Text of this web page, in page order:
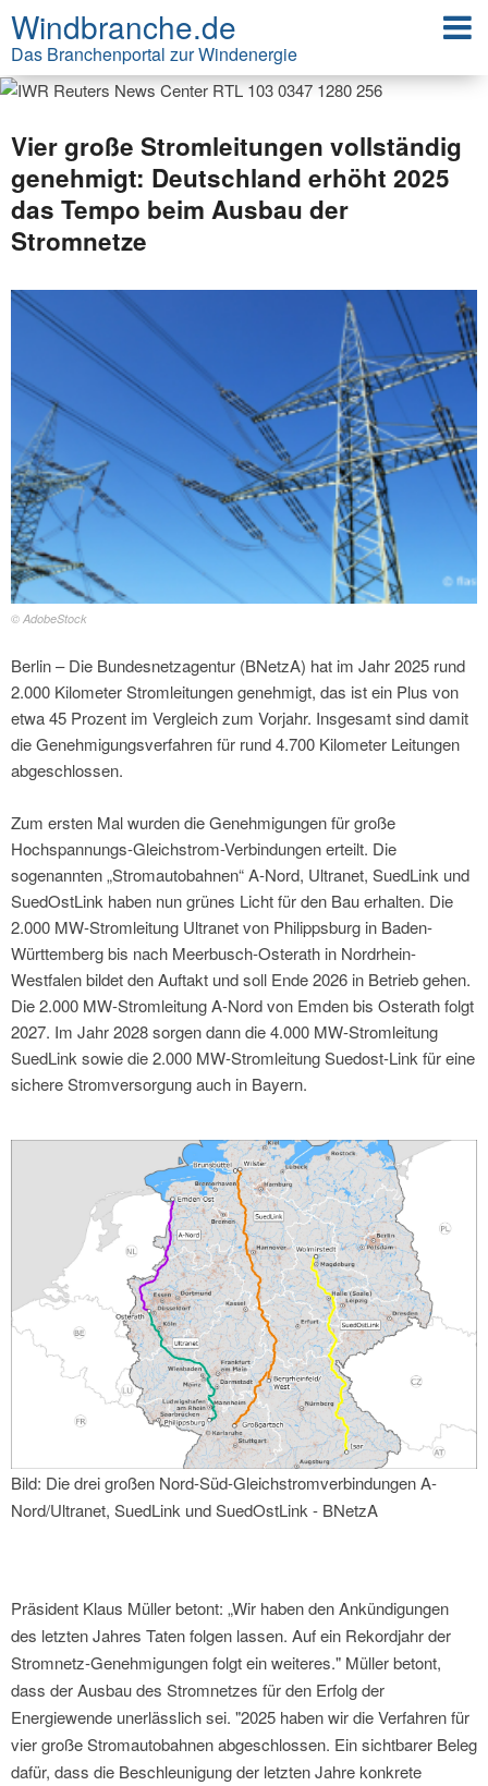
Windbranche.de
Das Branchenportal zur Windenergie
Vier große Stromleitungen vollständig
genehmigt: Deutschland erhöht 2025
das Tempo beim Ausbau der
Stromnetze
© AdobeStock
Berlin – Die Bundesnetzagentur (BNetzA) hat im Jahr 2025 rund
2.000 Kilometer Stromleitungen genehmigt, das ist ein Plus von
etwa 45 Prozent im Vergleich zum Vorjahr. Insgesamt sind damit
die Genehmigungsverfahren für rund 4.700 Kilometer Leitungen
abgeschlossen.
Zum ersten Mal wurden die Genehmigungen für große
Hochspannungs-Gleichstrom-Verbindungen erteilt. Die
sogenannten „Stromautobahnen“ A-Nord, Ultranet, SuedLink und
SuedOstLink haben nun grünes Licht für den Bau erhalten. Die
2.000 MW-Stromleitung Ultranet von Philippsburg in Baden-
Württemberg bis nach Meerbusch-Osterath in Nordrhein-
Westfalen bildet den Auftakt und soll Ende 2026 in Betrieb gehen.
Die 2.000 MW-Stromleitung A-Nord von Emden bis Osterath folgt
2027. Im Jahr 2028 sorgen dann die 4.000 MW-Stromleitung
SuedLink sowie die 2.000 MW-Stromleitung Suedost-Link für eine
sichere Stromversorgung auch in Bayern.
Bild: Die drei großen Nord-Süd-Gleichstromverbindungen A-
Nord/Ultranet, SuedLink und SuedOstLink - BNetzA
Präsident Klaus Müller betont: „Wir haben den Ankündigungen
des letzten Jahres Taten folgen lassen. Auf ein Rekordjahr der
Stromnetz-Genehmigungen folgt ein weiteres." Müller betont,
dass der Ausbau des Stromnetzes für den Erfolg der
Energiewende unerlässlich sei. "2025 haben wir die Verfahren für
vier große Stromautobahnen abgeschlossen. Ein sichtbarer Beleg
dafür, dass die Beschleunigung der letzten Jahre konkrete